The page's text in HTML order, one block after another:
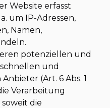
Website erfasst
um IP-Adressen,
Namen,
potenziellen und
und
(Art. 6 Abs. 1
Verarbeitung
soweit die